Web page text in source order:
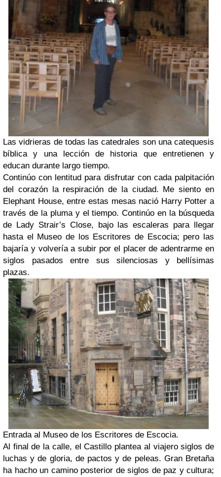
Las vidrieras de todas las catedrales son una catequesis
bíblica y una lección de historia que entretienen y
educan durante largo tiempo.
Continúo con lentitud para disfrutar con cada palpitación
del corazón la respiración de la ciudad. Me siento en
Elephant House, entre estas mesas nació Harry Potter a
través de la pluma y el tiempo. Continúo en la búsqueda
de Lady Strair’s Close, bajo las escaleras para llegar
hasta el Museo de los Escritores de Escocia; pero las
bajaría y volvería a subir por el placer de adentrarme en
siglos pasados entre sus silenciosas y bellísimas
plazas.
Entrada al Museo de los Escritores de Escocia.
Al final de la calle, el Castillo plantea al viajero siglos de
luchas y de gloria, de pactos y de peleas. Gran Bretaña
ha hacho un camino posterior de siglos de paz y cultura;